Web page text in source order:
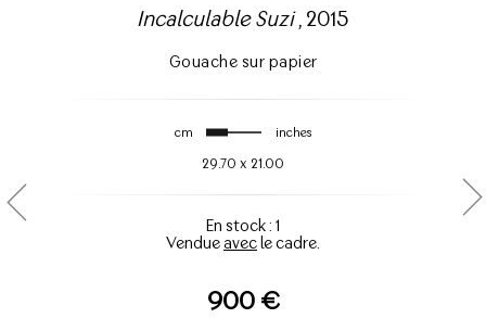
Incalculable Suzi, 2015
Gouache sur papier
cm inches
29.70 x 21.00
En stock : 1
Vendueavecle cadre.
900 €